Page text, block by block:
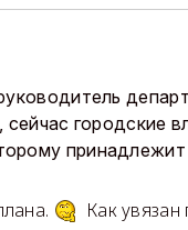
городские
принадлежит
Как увязан